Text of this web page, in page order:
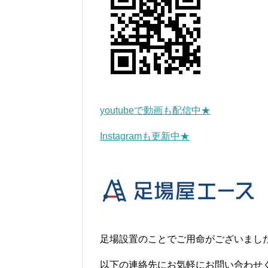
youtubeで動画も配信中★
Instagramも更新中★
足場設置のことでご用命がございまし
以下の連絡先にお気軽にお問い合わせ